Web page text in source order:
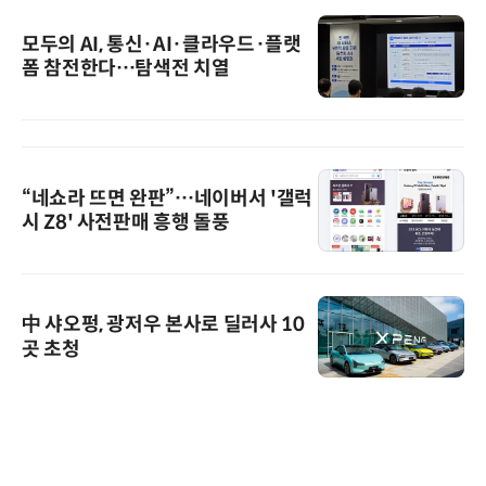
모두의 AI, 통신·AI·클라우드·플랫
폼 참전한다…탐색전 치열
“네쇼라 뜨면 완판”…네이버서 '갤럭
시 Z8' 사전판매 흥행 돌풍
中 샤오펑, 광저우 본사로 딜러사 10
곳 초청